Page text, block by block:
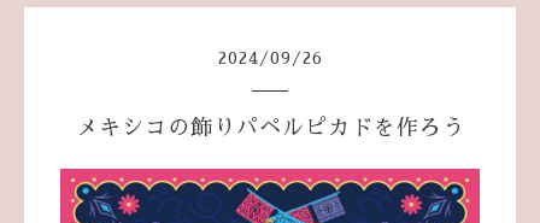
2024 /09 /26
メキシコの飾りパペルピカドを作ろう